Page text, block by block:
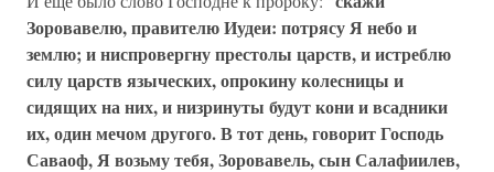
Зоровавелю, правителю Иудеи: потрясу Я небо и
землю; и ниспровергну престолы царств, и истреблю
силу царств языческих, опрокину колесницы и
сидящих на них, и низринуты будут кони и всадники
их, один мечом другого. В тот день, говорит Господь
Саваоф, Я возьму тебя, Зоровавель, сын Салафиилев,